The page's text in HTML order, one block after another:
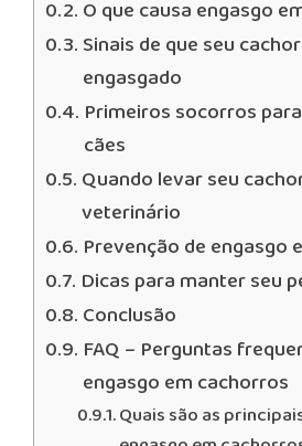
O que causa engasgo
Sinais de que seu
engasgado
Primeiros socorros
cães
Quando levar seu
veterinário
Prevenção de engasgo
Dicas para manter seu
Conclusão
FAQ – Perguntas
engasgo em cachorros
Quais são as